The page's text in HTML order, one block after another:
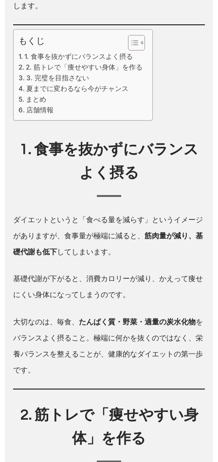
します。
もくじ
1. 食事を抜かずにバランスよく摂る
2. 筋トレで「痩せやすい身体」を作る
3. 完璧を目指さない
夏までに変わるなら今がチャンス
まとめ
店舗情報
1. 食事を抜かずにバランス
よく摂る
ダイエットというと「食べる量を減らす」というイメージ
がありますが、食事量が極端に減ると、筋肉量が減り、基
礎代謝も低下してしまいます。
基礎代謝が下がると、消費カロリーが減り、かえって痩せ
にくい身体になってしまうのです。
大切なのは、毎食、 たんぱく質・野菜・適量の炭水化物を
バランスよく摂ること。極端に何かを抜くのではなく、栄
養バランスを整えることが、健康的なダイエットの第一歩
です。
2. 筋トレで「痩せやすい身
体」を作る